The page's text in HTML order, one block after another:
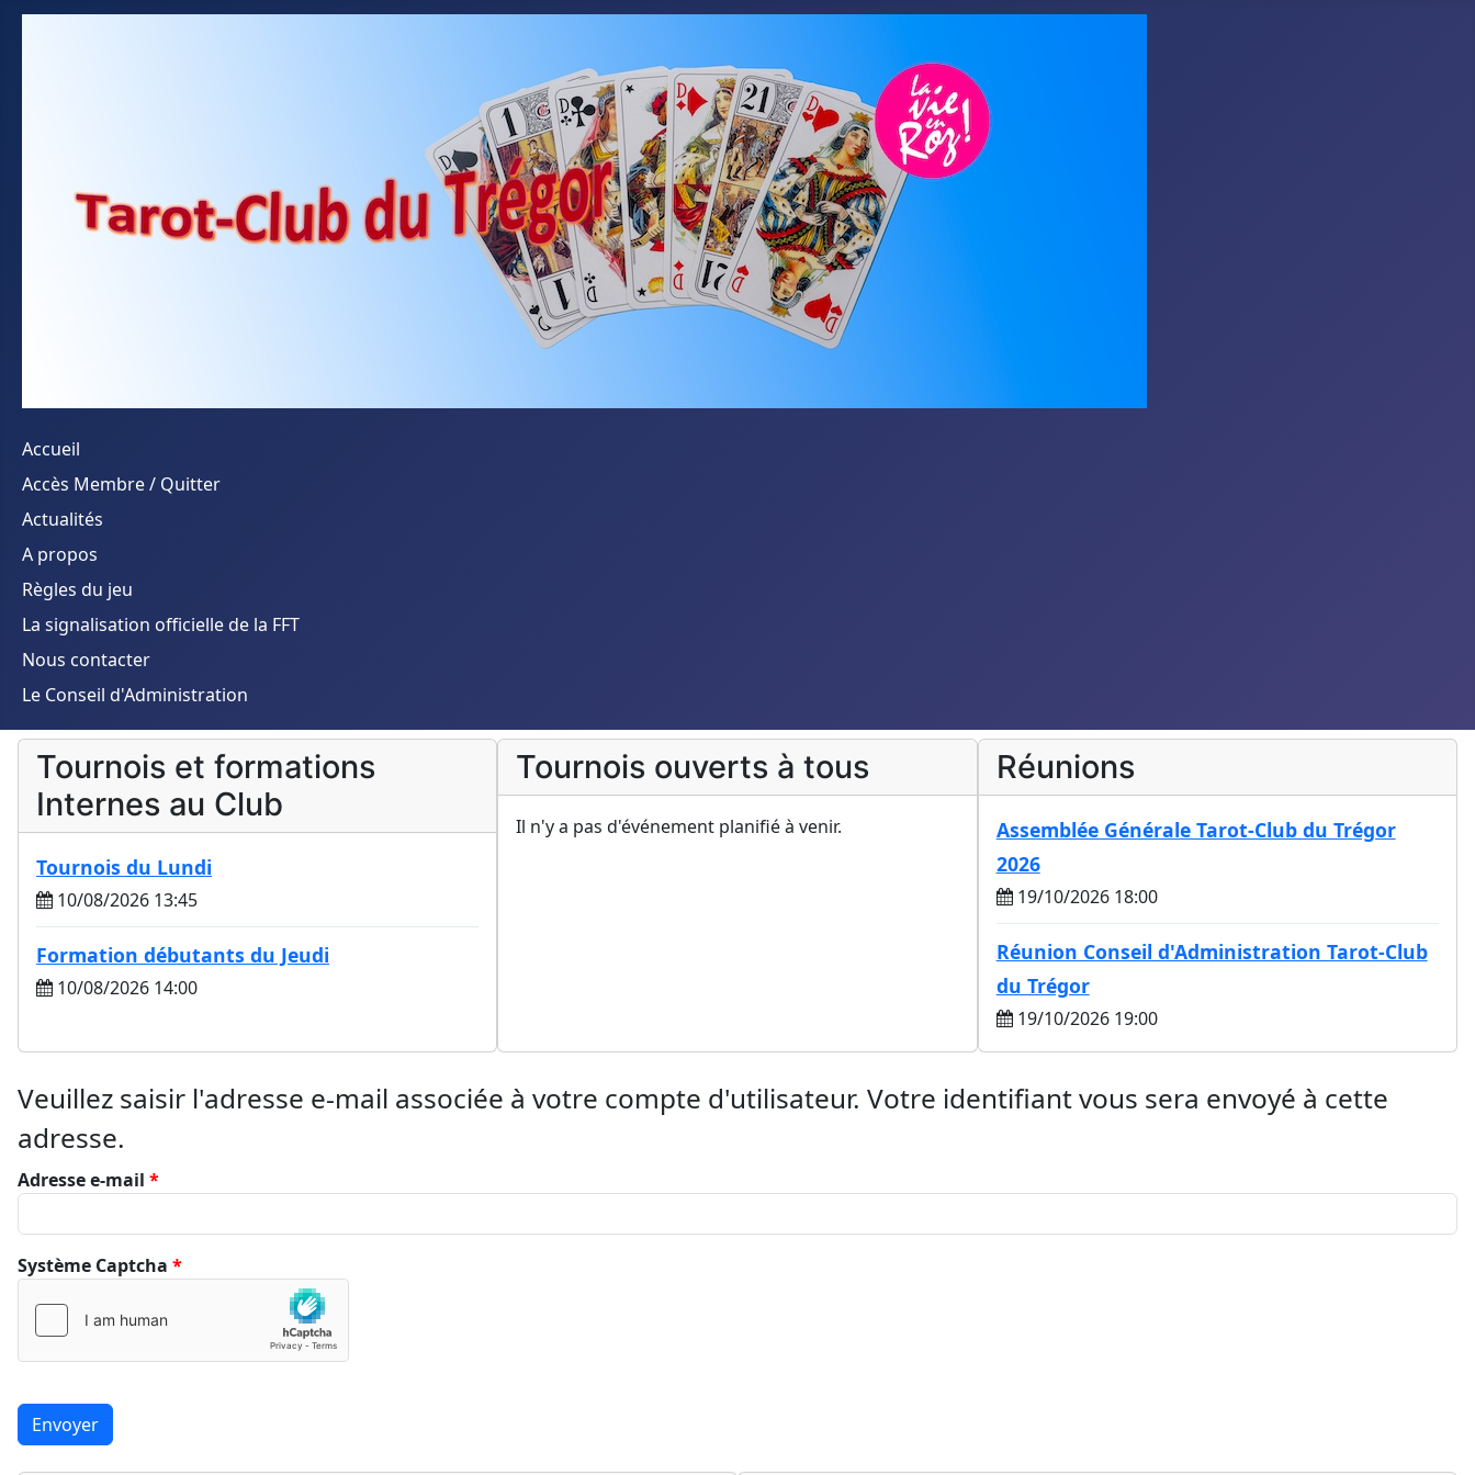
Accueil
Accès Membre / Quitter
Actualités
A propos
Règles du jeu
La signalisation officielle de la FFT
Nous contacter
Le Conseil d'Administration
Tournois et formations
Internes au Club
Tournois du Lundi
10/08/2026 13:45
Formation débutants du Jeudi
10/08/2026 14:00
Tournois ouverts à tous
Il n'y a pas d'événement planifié à venir.
Réunions
Assemblée Générale Tarot-Club du Trégor
2026
19/10/2026 18:00
Réunion Conseil d'Administration Tarot-Club
du Trégor
19/10/2026 19:00
Veuillez saisir l'adresse e-mail associée à votre compte d'utilisateur. Votre identifiant vous sera envoyé à cette
adresse.
Adresse e-mail *
Système Captcha *
Envoyer